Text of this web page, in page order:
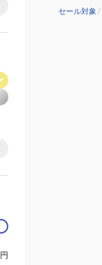
セール対象 /
円